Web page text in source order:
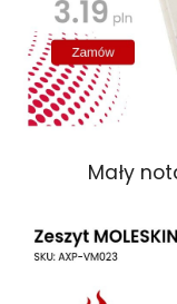
Mały